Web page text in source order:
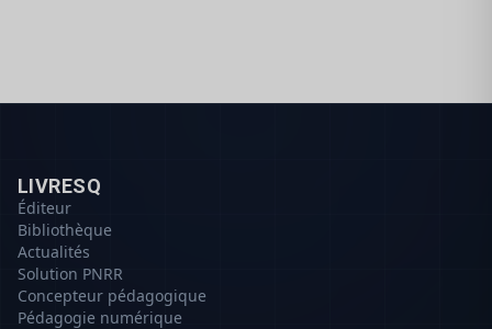
LIVRESQ
Éditeur
Bibliothèque
Actualités
Solution PNRR
Concepteur pédagogique
Pédagogie numérique